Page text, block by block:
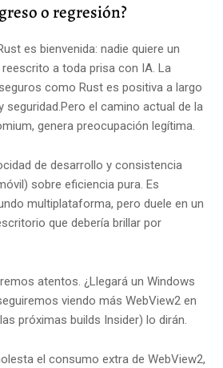
o regresión?
es bienvenida: nadie quiere un
a toda prisa con IA. La
como Rust es positiva a largo
seguridad.Pero el camino actual de la
genera preocupación legítima.
de desarrollo y consistencia
sobre eficiencia pura. Es
multiplataforma, pero duele en un
que debería brillar por
atentos. ¿Llegará un Windows
viendo más WebView2 en
próximas builds Insider) lo dirán.
el consumo extra de WebView2,